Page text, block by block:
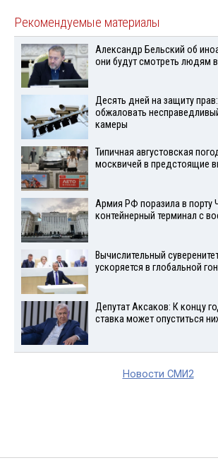
Рекомендуемые материалы
Александр Бельский об
они будут смотреть людям в
Десять дней на защиту
обжаловать
камеры
Типичная августовская
москвичей в предстоящие
Армия РФ поразила в порту
контейнерный терминал с
Вычислительный
ускоряется в глобальной
Депутат Аксаков: К концу
ставка может опуститься
Новости СМИ2